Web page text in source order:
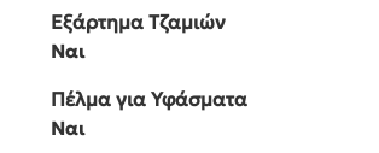
Εξάρτημα Τζαμιών
Ναι
Πέλμα για Υφάσματα
Ναι